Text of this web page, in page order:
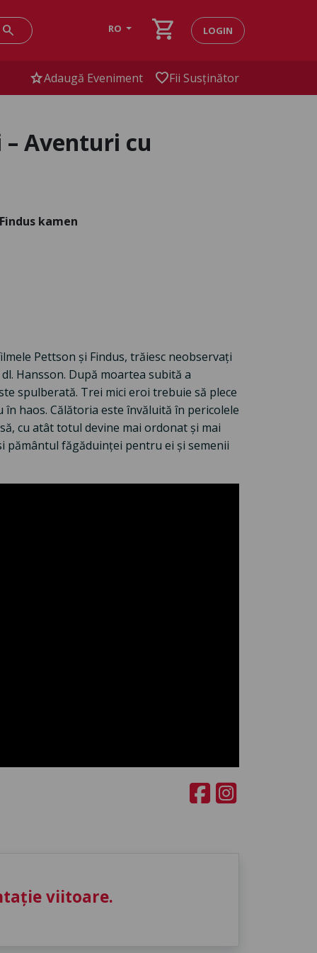
search RO shopping_cart LOGIN
starAdaugă Eveniment favoriteFii Susținător
– Aventuri cu
kamen
Pettson și Findus, trăiesc neobservați
Hansson. După moartea subită a
spulberată. Trei mici eroi trebuie să plece
haos. Călătoria este învăluită în pericolele
cu atât totul devine mai ordonat și mai
pământul făgăduinței pentru ei și semenii
viitoare.